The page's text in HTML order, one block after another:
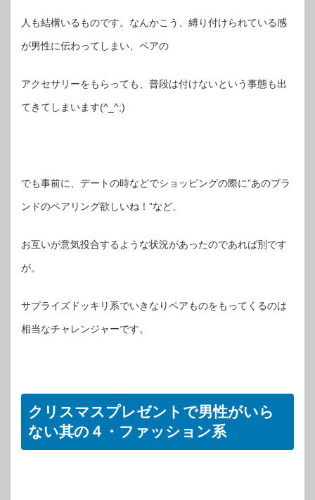
人も結構いるものです。なんかこう、縛り付けられている感
が男性に伝わってしまい、ペアの
アクセサリーをもらっても、普段は付けないという事態も出
てきてしまいます(^_^;)
でも事前に、デートの時などでショッピングの際に”あのブラ
ンドのペアリング欲しいね！”など、
お互いが意気投合するような状況があったのであれば別です
が。
サプライズドッキリ系でいきなりペアものをもってくるのは
相当なチャレンジャーです。
クリスマスプレゼントで男性がいら
ない其の４・ファッション系